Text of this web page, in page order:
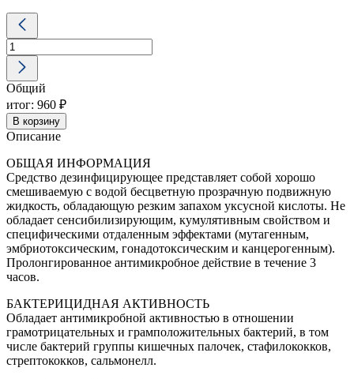
Количество
товара
Астрадез
НУК-15%
дезинфицирующее
средство
1
л
Общий
итог: 960 ₽
В корзину
Описание
ОБЩАЯ ИНФОРМАЦИЯ
Средство дезинфицирующее представляет собой хорошо
смешиваемую с водой бесцветную прозрачную подвижную
жидкость, обладающую резким запахом уксусной кислоты. Не
обладает сенсибилизирующим, кумулятивным свойством и
специфическими отдаленным эффектами (мутагенным,
эмбриотоксическим, гонадотоксическим и канцерогенным).
Пролонгированное антимикробное действие в течение 3
часов.
БАКТЕРИЦИДНАЯ АКТИВНОСТЬ
Обладает антимикробной активностью в отношении
грамотрицательных и грамположительных бактерий, в том
числе бактерий группы кишечных палочек, стафилококков,
стрептококков, сальмонелл.